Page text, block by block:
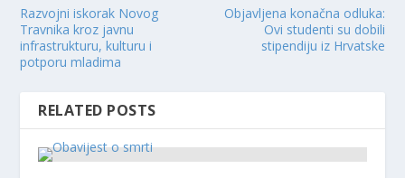
Razvojni iskorak Novog
Travnika kroz javnu
infrastrukturu, kulturu i
potporu mladima
Objavljena konačna odluka:
Ovi studenti su dobili
stipendiju iz Hrvatske
RELATED POSTS